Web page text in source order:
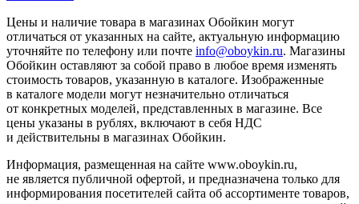
Цены и наличие товара в магазинах Обойкин могут
отличаться от указанных на сайте, актуальную информацию
уточняйте по телефону или почте info@oboykin.ru. Магазины
Обойкин оставляют за собой право в любое время изменять
стоимость товаров, указанную в каталоге. Изображенные
в каталоге модели могут незначительно отличаться
от конкретных моделей, представленных в магазине. Все
цены указаны в рублях, включают в себя НДС
и действительны в магазинах Обойкин.
Информация, размещенная на сайте www.oboykin.ru,
не является публичной офертой, и предназначена только для
информирования посетителей сайта об ассортименте товаров,